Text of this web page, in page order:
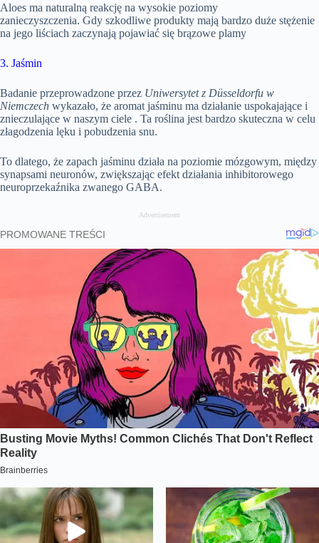
Aloes ma naturalną reakcję na wysokie poziomy
zanieczyszczenia. Gdy szkodliwe produkty mają bardzo duże stężenie
na jego liściach zaczynają pojawiać się brązowe plamy
3. Jaśmin
Badanie przeprowadzone przez Uniwersytet z Düsseldorfu w
Niemczech wykazało, że aromat jaśminu ma działanie uspokajające i
znieczulające w naszym ciele . Ta roślina jest bardzo skuteczna w celu
złagodzenia lęku i pobudzenia snu.
To dlatego, że zapach jaśminu działa na poziomie mózgowym, między
synapsami neuronów, zwiększając efekt działania inhibitorowego
neuroprzekaźnika zwanego GABA.
Advertisement